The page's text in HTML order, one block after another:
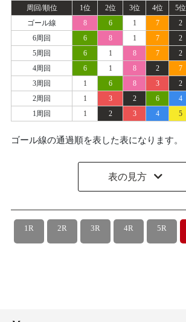
周回/順位 1位 2位 3位 4位 5位
ゴール線
8 6 1 7 2
6周回
6 8 1 7 2
5周回
6 1 8 7 2
4周回
6 1 8 2 7
3周回
1 6 8 3 2
2周回
1 3 2 6 4
1周回
1 2 3 4 5
ゴール線の通過順を表した表になります。
表の見方
1R 2R 3R 4R 5R